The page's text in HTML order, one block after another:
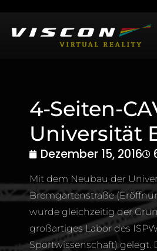
4-Seiten-
Universität
Dezember 15, 2016
Mit dem Neubau der
Bremgartenstraße
wurde gleichzeitig der
großartiges Labor des
Sportwissenschaft) gelegt.